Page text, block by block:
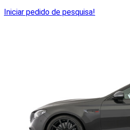
Iniciar pedido de pesquisa!